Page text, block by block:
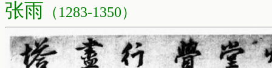
张雨 （1283-1350）